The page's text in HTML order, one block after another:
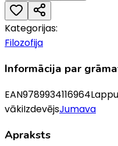
Kategorijas:
Filozofija
Informācija par
EAN9789934116964
vākiIzdevējsJumava
Apraksts